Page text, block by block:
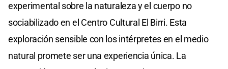
experimental sobre la naturaleza y el cuerpo no
sociabilizado en el Centro Cultural El Birri. Esta
exploración sensible con los intérpretes en el medio
natural promete ser una experiencia única. La